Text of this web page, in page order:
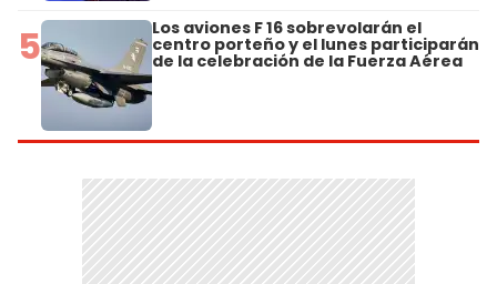
5 Los aviones F 16 sobrevolarán el
centro porteño y el lunes participarán
de la celebración de la Fuerza Aérea